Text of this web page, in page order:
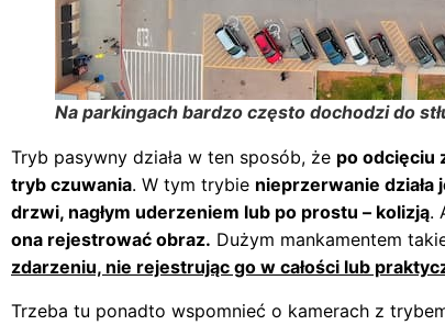
Na parkingach bardzo często dochodzi do
Tryb pasywny działa w ten sposób, że po odcięciu
tryb czuwania. W tym trybie nieprzerwanie działa
drzwi, nagłym uderzeniem lub po prostu – kolizją.
ona rejestrować obraz. Dużym mankamentem
zdarzeniu, nie rejestrując go w całości lub
Trzeba tu ponadto wspomnieć o kamerach z